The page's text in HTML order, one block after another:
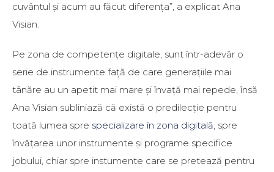
cuvântul și acum au făcut diferența”, a explicat Ana
Visian.
Pe zona de competențe digitale, sunt într-adevăr o
serie de instrumente față de care generațiile mai
tânăre au un apetit mai mare și învață mai repede, însă
Ana Visian subliniază că există o predilecție pentru
toată lumea spre specializare în zona digitală, spre
învățarea unor instrumente și programe specifice
jobului, chiar spre instumente care se pretează pentru